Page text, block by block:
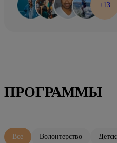
+13
ПРОГРАММЫ
Все Волонтерство